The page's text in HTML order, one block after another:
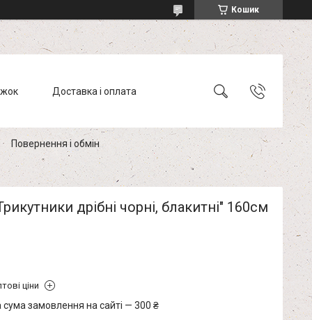
Кошик
Доставка і оплата
Повернення і обмін
дрібні чорні, блакитні" 160см
ціни
сума замовлення на сайті — 300 ₴